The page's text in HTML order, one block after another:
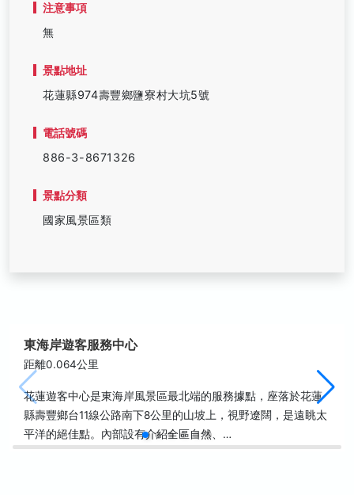
注意事項
無
景點地址
花蓮縣974壽豐鄉鹽寮村大坑5號
電話號碼
886-3-8671326
景點分類
國家風景區類
東海岸遊客服務中心
距離0.064公里
花蓮遊客中心是東海岸風景區最北端的服務據點，座落於花蓮
縣壽豐鄉台11線公路南下8公里的山坡上，視野遼闊，是遠眺太
平洋的絕佳點。內部設有介紹全區自然、…